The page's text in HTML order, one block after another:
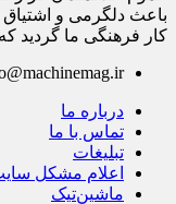
باعث دلگرمی و
کار فرهنگی ما گردید
درباره ما
تماس با ما
تبلیغات
اعلام مشکل
ماشین‌تیک